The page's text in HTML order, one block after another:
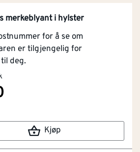
merkeblyant i hylster
for å se om
er tilgjengelig for
deg.
Kjøp